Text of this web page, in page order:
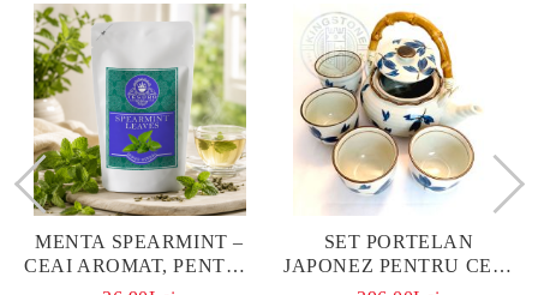
MENTA SPEARMINT –
CEAI AROMAT, PENTRU
CALM ȘI BENEFIC
SET PORTELAN
JAPONEZ PENTRU CEAI
HANAKO, CEAINIC SI 4